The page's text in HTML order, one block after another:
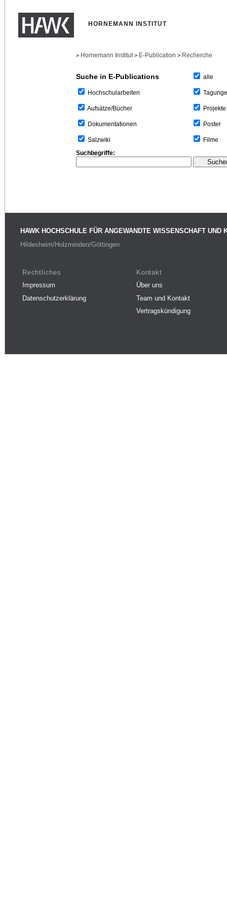
HORNEMANN INSTITUT
> Hornemann Institut > E-Publication > Recherche
Suche in E-Publications
Hochschularbeiten
Aufsätze/Bücher
Dokumentationen
Salzwiki
alle
Projekte
Poster
Filme
Suchbegriffe:
HAWK HOCHSCHULE FÜR ANGEWANDTE WISSENSCHAFT UND
Hildesheim/Holzminden/Göttingen
Rechtliches
Impressum
Datenschutzerklärung
Kontakt
Über uns
Team und Kontakt
Vertragskündigung